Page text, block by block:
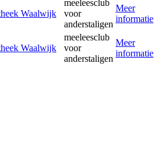
Waalwijk
meeleesclub
voor
anderstaligen
Meer
informatie
Waalwijk
meeleesclub
voor
anderstaligen
Meer
informatie